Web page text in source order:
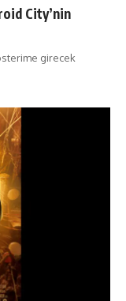
City’nin
girecek